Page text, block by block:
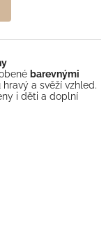
barevnými
a svěží vzhled.
i děti a doplní